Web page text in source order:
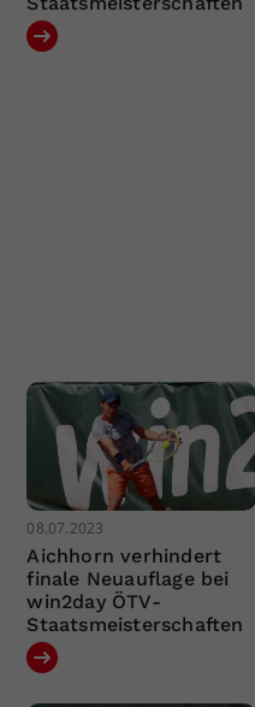
08.07.2023
Aichhorn verhindert
finale Neuauflage bei
win2day ÖTV-
Staatsmeisterschaften